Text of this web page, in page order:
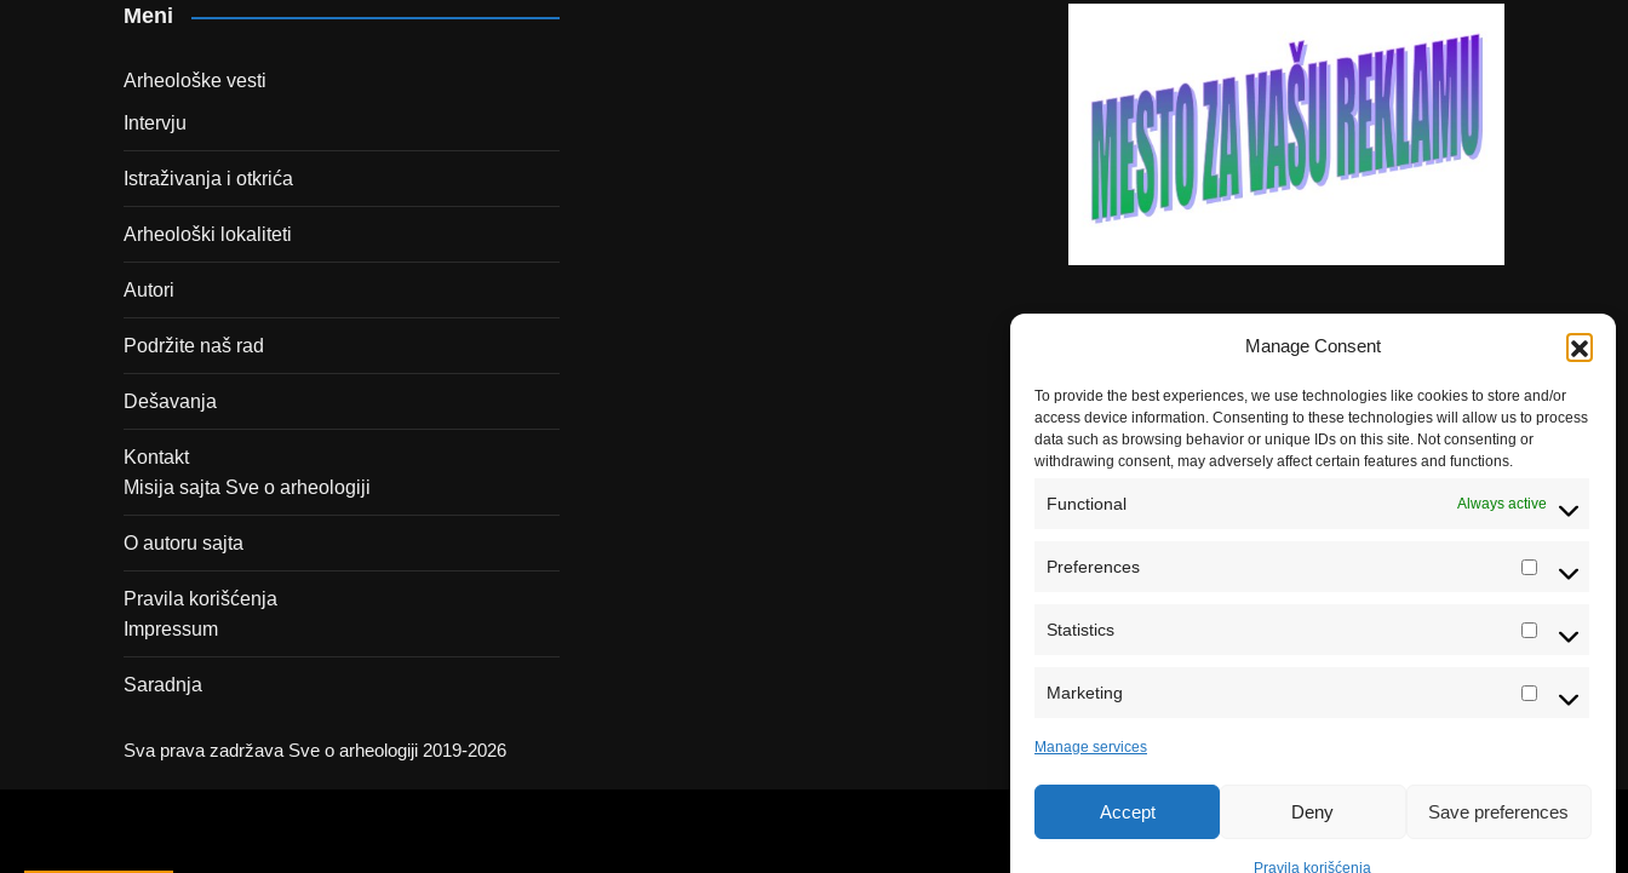
Manage Consent
To provide the best experiences, we use technologies like cookies to store and/or
access device information. Consenting to these technologies will allow us to process
data such as browsing behavior or unique IDs on this site. Not consenting or
withdrawing consent, may adversely affect certain features and functions.
Functional Always active
Preferences
Statistics Statistics
Marketing Marketing
Manage services
Accept Deny Save preferences
Pravila korišćenja
Meni
Arheološke vesti
Intervju
Istraživanja i otkrića
Arheološki lokaliteti
Autori
Podržite naš rad
Dešavanja
Kontakt
Misija sajta Sve o arheologiji
O autoru sajta
Pravila korišćenja
Impressum
Saradnja
Sva prava zadržava Sve o arheologiji 2019-2026